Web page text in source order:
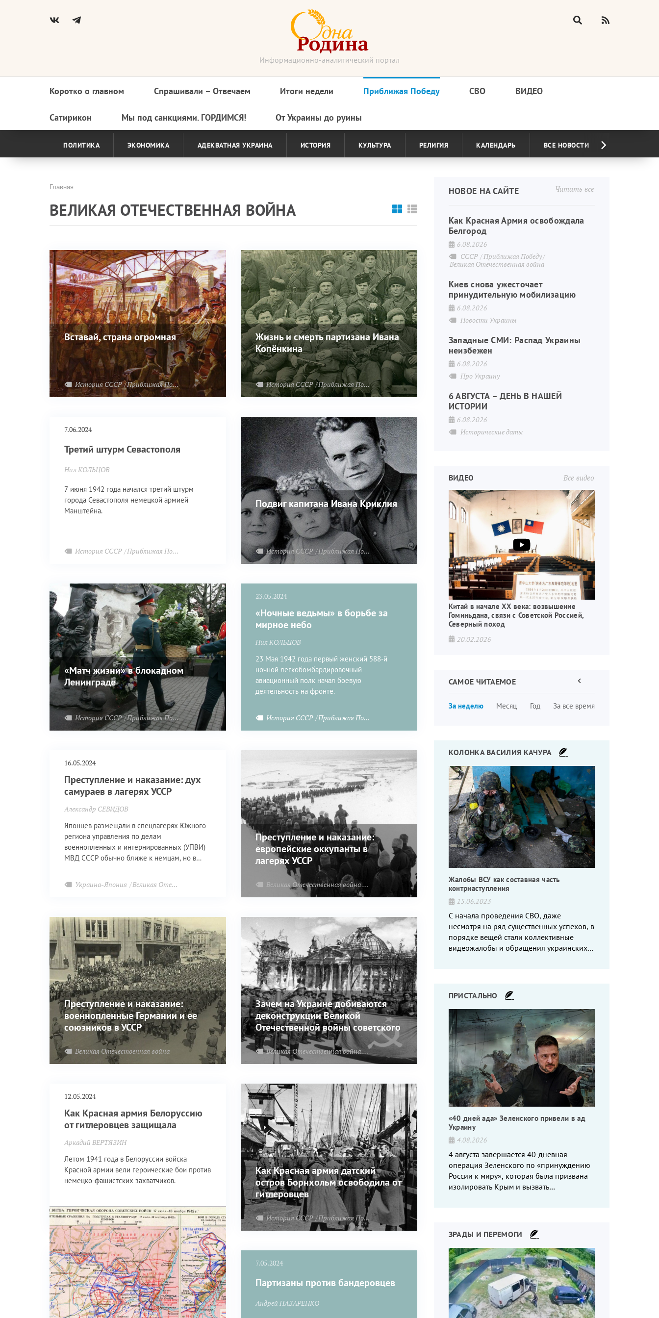
Информационно-аналитический портал
Основная
навигация
Коротко о главном Спрашивали – Отвечаем Итоги недели Приближая Победу СВО ВИДЕО
Сатирикон Мы под санкциями. ГОРДИМСЯ! От Украины до руины
ПОЛИТИКА ЭКОНОМИКА АДЕКВАТНАЯ УКРАИНА ИСТОРИЯ КУЛЬТУРА РЕЛИГИЯ КАЛЕНДАРЬ ВСЕ НОВОСТИ
Строка
навигации
Главная
ВЕЛИКАЯ ОТЕЧЕСТВЕННАЯ ВОЙНА
Вставай, страна огромная
История СССР Приближая Победу Великая Отечественная война
Жизнь и смерть партизана Ивана
Копёнкина
История СССР Приближая Победу Великая Отечественная война
7.06.2024
Третий штурм Севастополя
Нил КОЛЬЦОВ
7 июня 1942 года начался третий штурм
города Севастополя немецкой армией
Манштейна.
История СССР Приближая Победу Великая Отечественная война
Подвиг капитана Ивана Криклия
История СССР Приближая Победу Великая Отечественная война
«Матч жизни» в блокадном
Ленинграде
История СССР Приближая Победу Великая Отечественная война
23.05.2024
«Ночные ведьмы» в борьбе за
мирное небо
Нил КОЛЬЦОВ
23 Мая 1942 года первый женский 588-й
ночной легкобомбардировочный
авиационный полк начал боевую
деятельность на фронте.
История СССР Приближая Победу
16.05.2024
Преступление и наказание: дух
самураев в лагерях УССР
Александр СЕВИДОВ
Японцев размещали в спецлагерях Южного
региона управления по делам
военнопленных и интернированных (УПВИ)
МВД СССР обычно ближе к немцам, но в
100), Днепропетровске (№ 147), Краматорске
находилась в харьковском лагере № 149,
известном своим строгим начальством.
Украина-Япония Великая Отечественная война история
Преступление и наказание:
европейские оккупанты в
лагерях УССР
Великая Отечественная война экономика Италия
Преступление и наказание:
военнопленные Германии и ее
союзников в УССР
Великая Отечественная война
Зачем на Украине добиваются
деконструкции Великой
Отечественной войны советского
народа 1941-1945 годов
Великая Отечественная война Фальсификация истории
12.05.2024
Как Красная армия Белоруссию
от гитлеровцев защищала
Аркадий ВЕРТЯЗИН
Летом 1941 года в Белоруссии войска
Красной армии вели героические бои против
немецко-фашистских захватчиков.
СССР Приближая Победу Великая Отечественная война
Как Красная армия датский
остров Борнхольм освободила от
гитлеровцев
История СССР Приближая Победу Великая Отечественная война
7.05.2024
Партизаны против бандеровцев
Андрей НАЗАРЕНКО
Читать все
НОВОЕ НА САЙТЕ
Как Красная Армия освобождала
Белгород
6.08.2026
СССР Приближая Победу
Великая Отечественная война
Киев снова ужесточает
принудительную мобилизацию
6.08.2026
Новости Украины
Западные СМИ: Распад Украины
неизбежен
6.08.2026
Про Украину
6 АВГУСТА – ДЕНЬ В НАШЕЙ
ИСТОРИИ
6.08.2026
Исторические даты
Все видео
ВИДЕО
Китай в начале XX века: возвышение
Гоминьдана, связи с Советской Россией,
Северный поход
20.02.2026
САМОЕ ЧИТАЕМОЕ
За неделю Месяц Год За все время
страниц
Предыдущая
КОЛОНКА ВАСИЛИЯ КАЧУРА
Жалобы ВСУ как составная часть
контрнаступления
15.06.2023
С начала проведения СВО, даже
несмотря на ряд существенных успехов, в
порядке вещей стали коллективные
видеожалобы и обращения украинских
ПРИСТАЛЬНО
«40 дней ада» Зеленского привели в ад
Украину
4.08.2026
4 августа завершается 40-дневная
операция Зеленского по «принуждению
России к миру», которая была призвана
изолировать Крым и вызвать
ЗРАДЫ И ПЕРЕМОГИ